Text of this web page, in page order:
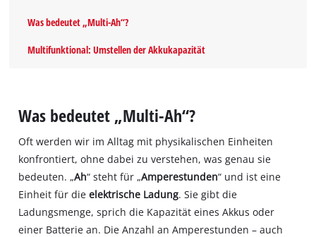
Was bedeutet „Multi-Ah“?
Multifunktional: Umstellen der Akkukapazität
Was bedeutet „Multi-Ah“?
Oft werden wir im Alltag mit physikalischen Einheiten
konfrontiert, ohne dabei zu verstehen, was genau sie
bedeuten. „Ah“ steht für „Amperestunden“ und ist eine
Einheit für dieelektrische Ladung. Sie gibt die
Ladungsmenge, sprich die Kapazität eines Akkus oder
einer Batterie an. Die Anzahl an Amperestunden – auch